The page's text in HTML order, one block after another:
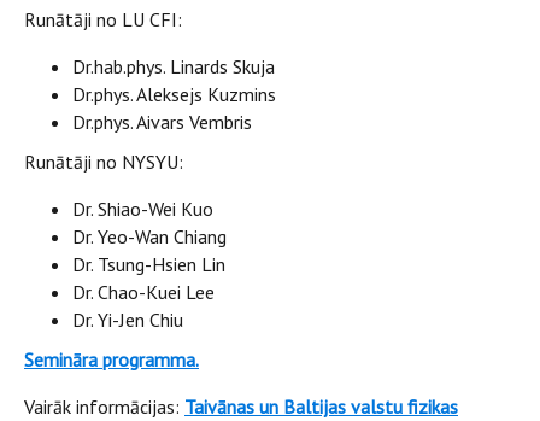
Runātāji no LU CFI:
Dr.hab.phys. Linards Skuja
Dr.phys. Aleksejs Kuzmins
Dr.phys. Aivars Vembris
Runātāji no NYSYU:
Dr. Shiao-Wei Kuo
Dr. Yeo-Wan Chiang
Dr. Tsung-Hsien Lin
Dr. Chao-Kuei Lee
Dr. Yi-Jen Chiu
Semināra programma.
Vairāk informācijas: Taivānas un Baltijas valstu fizikas